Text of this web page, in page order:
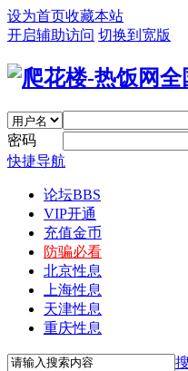
设为首页收藏本站
开启辅助访问 切换到宽版
密码
快捷导航
论坛BBS
VIP开通
充值金币
防骗必看
北京性息
上海性息
天津性息
重庆性息